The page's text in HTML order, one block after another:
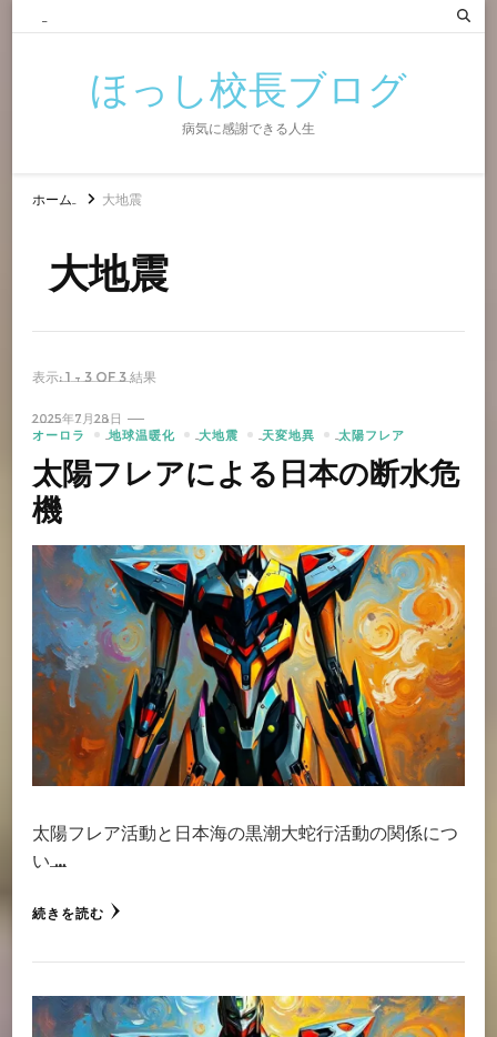
ほっし校長ブログ
病気に感謝できる人生
ホーム 大地震
大地震
表示: 1 - 3 of 3 結果
2025年7月28日
オーロラ
地球温暖化 大地震 天変地異 太陽フレア
太陽フレアによる日本の断水危
機
太陽フレア活動と日本海の黒潮大蛇行活動の関係につ
い …
続きを読む